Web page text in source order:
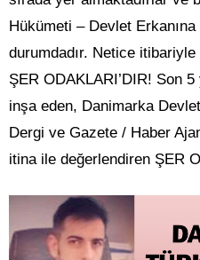
Hükümeti – Devlet
durumdadır. Netice itibariyle
ŞER ODAKLARI’DIR! Son
inşa eden, Danimarka
Dergi ve Gazete / Haber
itina ile değerlendiren ŞER